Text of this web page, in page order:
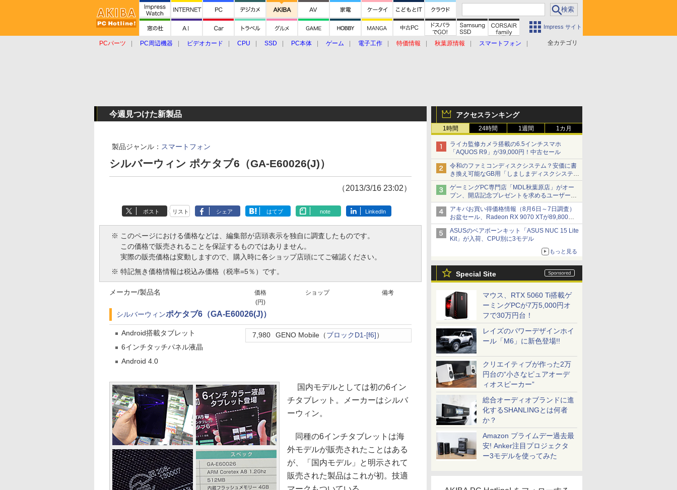
Impress サイト
全カテゴリ
PCパーツ PC周辺機器 ビデオカード CPU SSD PC本体 ゲーム 電子工作 特価情報 秋葉原情報
スマートフォン
アクセスランキング
1時間 24時間 1週間 1カ月
ライカ監修カメラ搭載の6.5インチスマホ
「AQUOS R9」が39,000円！中古セール
令和のファミコンディスクシステム？安価に書
き換え可能なGB用「しましまディスクシステ
ム」
ゲーミングPC専門店「MDL秋葉原店」がオー
プン、開店記念プレゼントを求めるユーザーが
押し寄せ長蛇の列に
アキバお買い得価格情報（8月6日～7日調査）
お盆セール、Radeon RX 9070 XTが89,800
円、水平周波数24.8kHz対応の17型モニターが
9,801円、暑さ指数連動セール ほか
ASUSのベアボーンキット「ASUS NUC 15 Lite
Kit」が入荷、CPU別に3モデル
もっと見る
Special Site
マウス、RTX 5060 Ti搭載ゲ
ーミングPCが7万5,000円オ
フで30万円台！
レイズのパワーデザインホイ
ール「M6」に新色登場!!
クリエイティブが作った2万
円台の“小さなピュアオーデ
ィオスピーカー”
総合オーディオブランドに進
化するSHANLINGとは何者
か？
Amazon プライムデー過去最
安! Anker注目プロジェクタ
ー3モデルを使ってみた
今週見つけた新製品
製品ジャンル： スマートフォン
シルバーウィン ポケタブ6（GA-E60026(J)）
（2013/3/16 23:02）
ポスト リスト シェア はてブ note LinkedIn
※ このページにおける価格などは、編集部が店頭表示を独自に調査したものです。
この価格で販売されることを保証するものではありません。
実際の販売価格は変動しますので、購入時に各ショップ店頭にてご確認ください。
※ 特記無き価格情報は税込み価格（税率=5％）です。
価格
(円)
ショップ 備考
メーカー/製品名
シルバーウィンポケタブ6（GA-E60026(J)）
Android搭載タブレット
6インチタッチパネル液晶
Android 4.0
7,980 GENO Mobile（ ブロックD1-[f6] ）
国内モデルとしては初の6イン
チタブレット。メーカーはシルバ
ーウィン。
同種の6インチタブレットは海
外モデルが販売されたことはある
が、「国内モデル」と明示されて
販売された製品はこれが初。技適